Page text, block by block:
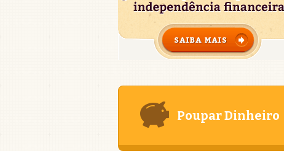
Poupar Dinheiro